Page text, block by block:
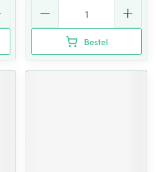
Bestel